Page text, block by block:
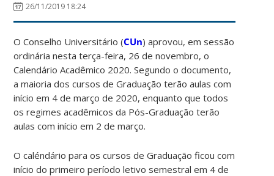
26/11/2019 18:24
O Conselho Universitário (CUn) aprovou, em sessão
ordinária nesta terça-feira, 26 de novembro, o
Calendário Acadêmico 2020. Segundo o documento,
a maioria dos cursos de Graduação terão aulas com
início em 4 de março de 2020, enquanto que todos
os regimes acadêmicos da Pós-Graduação terão
aulas com início em 2 de março.
O caléndário para os cursos de Graduação ficou com
início do primeiro período letivo semestral em 4 de